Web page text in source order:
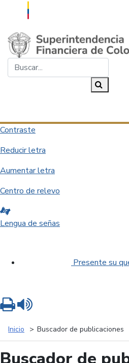
Saltar al contenido principal
Contraste
Reducir letra
Aumentar letra
Centro de relevo
Lengua de señas
Presente su
Inicio Buscador de publicaciones
Imprimir